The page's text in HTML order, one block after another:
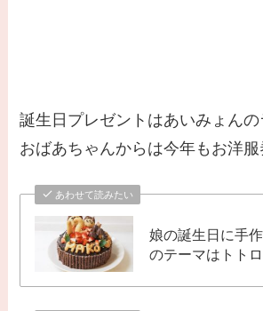
誕生日プレゼントはあいみょんの
おばあちゃんからは今年もお洋服
あわせて読みたい
娘の誕生日に手
のテーマはトト